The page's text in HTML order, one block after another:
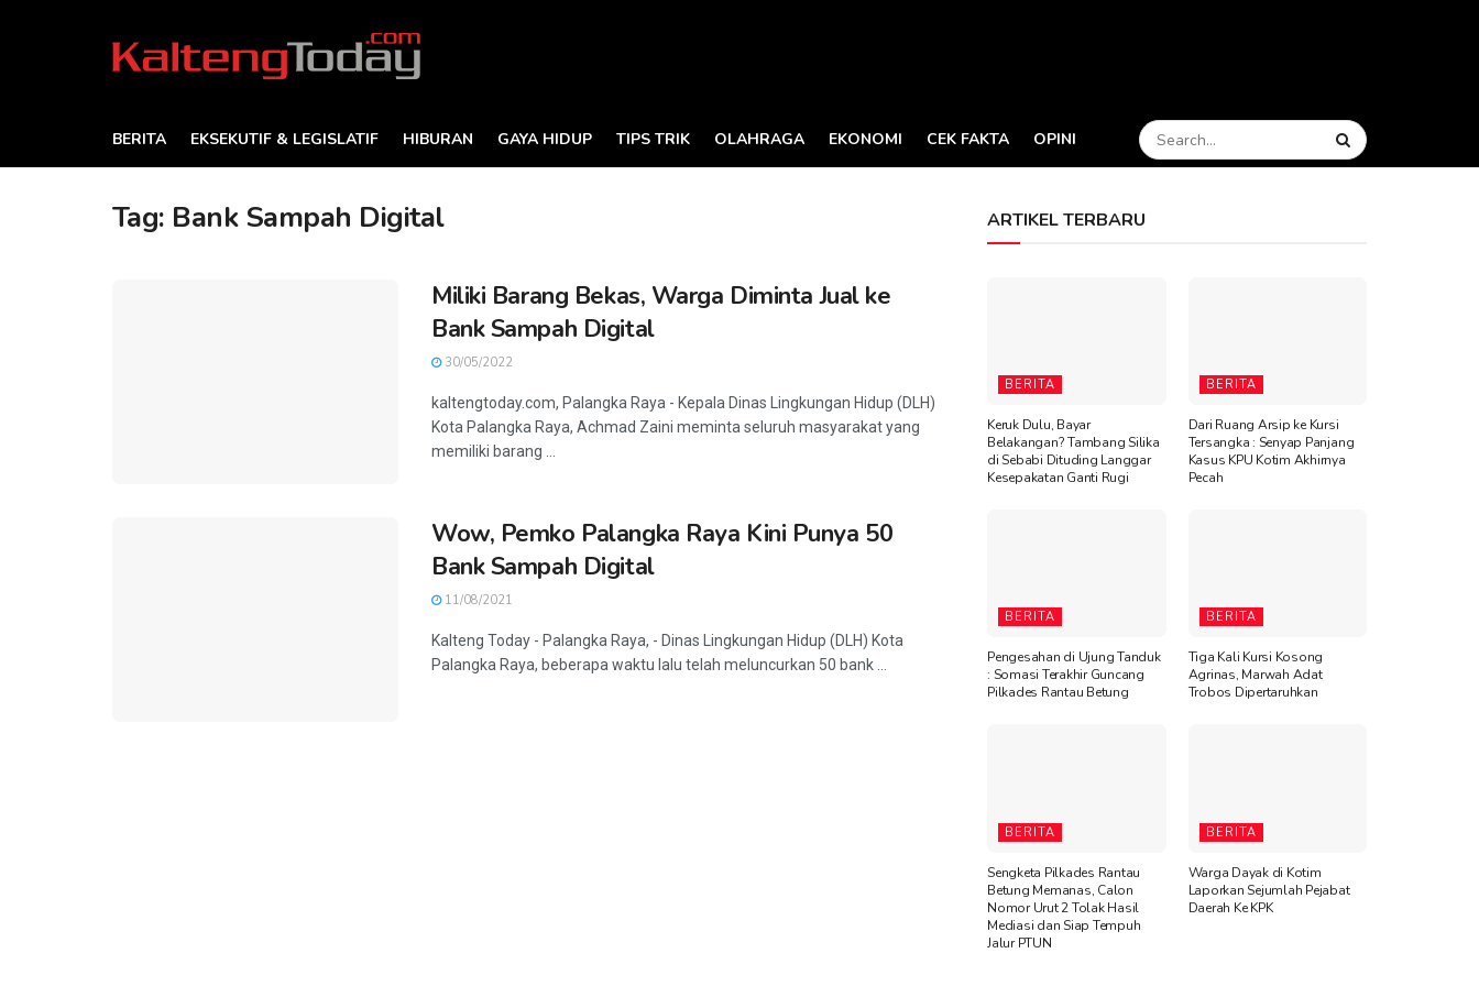
BERITA EKSEKUTIF & LEGISLATIF HIBURAN GAYA HIDUP TIPS TRIK OLAHRAGA EKONOMI CEK FAKTA OPINI
Tag: Bank Sampah Digital
Miliki Barang Bekas, Warga Diminta Jual ke
Bank Sampah Digital
30/05/2022
kaltengtoday.com, Palangka Raya - Kepala Dinas Lingkungan Hidup (DLH)
Kota Palangka Raya, Achmad Zaini meminta seluruh masyarakat yang
memiliki barang ...
Wow, Pemko Palangka Raya Kini Punya 50
Bank Sampah Digital
11/08/2021
Kalteng Today - Palangka Raya, - Dinas Lingkungan Hidup (DLH) Kota
Palangka Raya, beberapa waktu lalu telah meluncurkan 50 bank ...
ARTIKEL TERBARU
BERITA
Keruk Dulu, Bayar
Belakangan? Tambang Silika
di Sebabi Dituding Langgar
Kesepakatan Ganti Rugi
BERITA
Dari Ruang Arsip ke Kursi
Tersangka : Senyap Panjang
Kasus KPU Kotim Akhirnya
Pecah
BERITA
Pengesahan di Ujung Tanduk
: Somasi Terakhir Guncang
Pilkades Rantau Betung
BERITA
Tiga Kali Kursi Kosong
Agrinas, Marwah Adat
Trobos Dipertaruhkan
BERITA
Sengketa Pilkades Rantau
Betung Memanas, Calon
Nomor Urut 2 Tolak Hasil
Mediasi dan Siap Tempuh
Jalur PTUN
BERITA
Warga Dayak di Kotim
Laporkan Sejumlah Pejabat
Daerah Ke KPK